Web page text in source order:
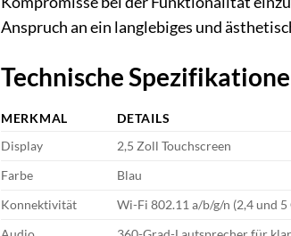
Anspruch an ein langlebiges und
Technische
MERKMAL
DETAILS
Display
2,5 Zoll Touchscreen
Farbe
Blau
Konnektivität
Wi-Fi 802.11 a/b/g/n (2,4 und 5